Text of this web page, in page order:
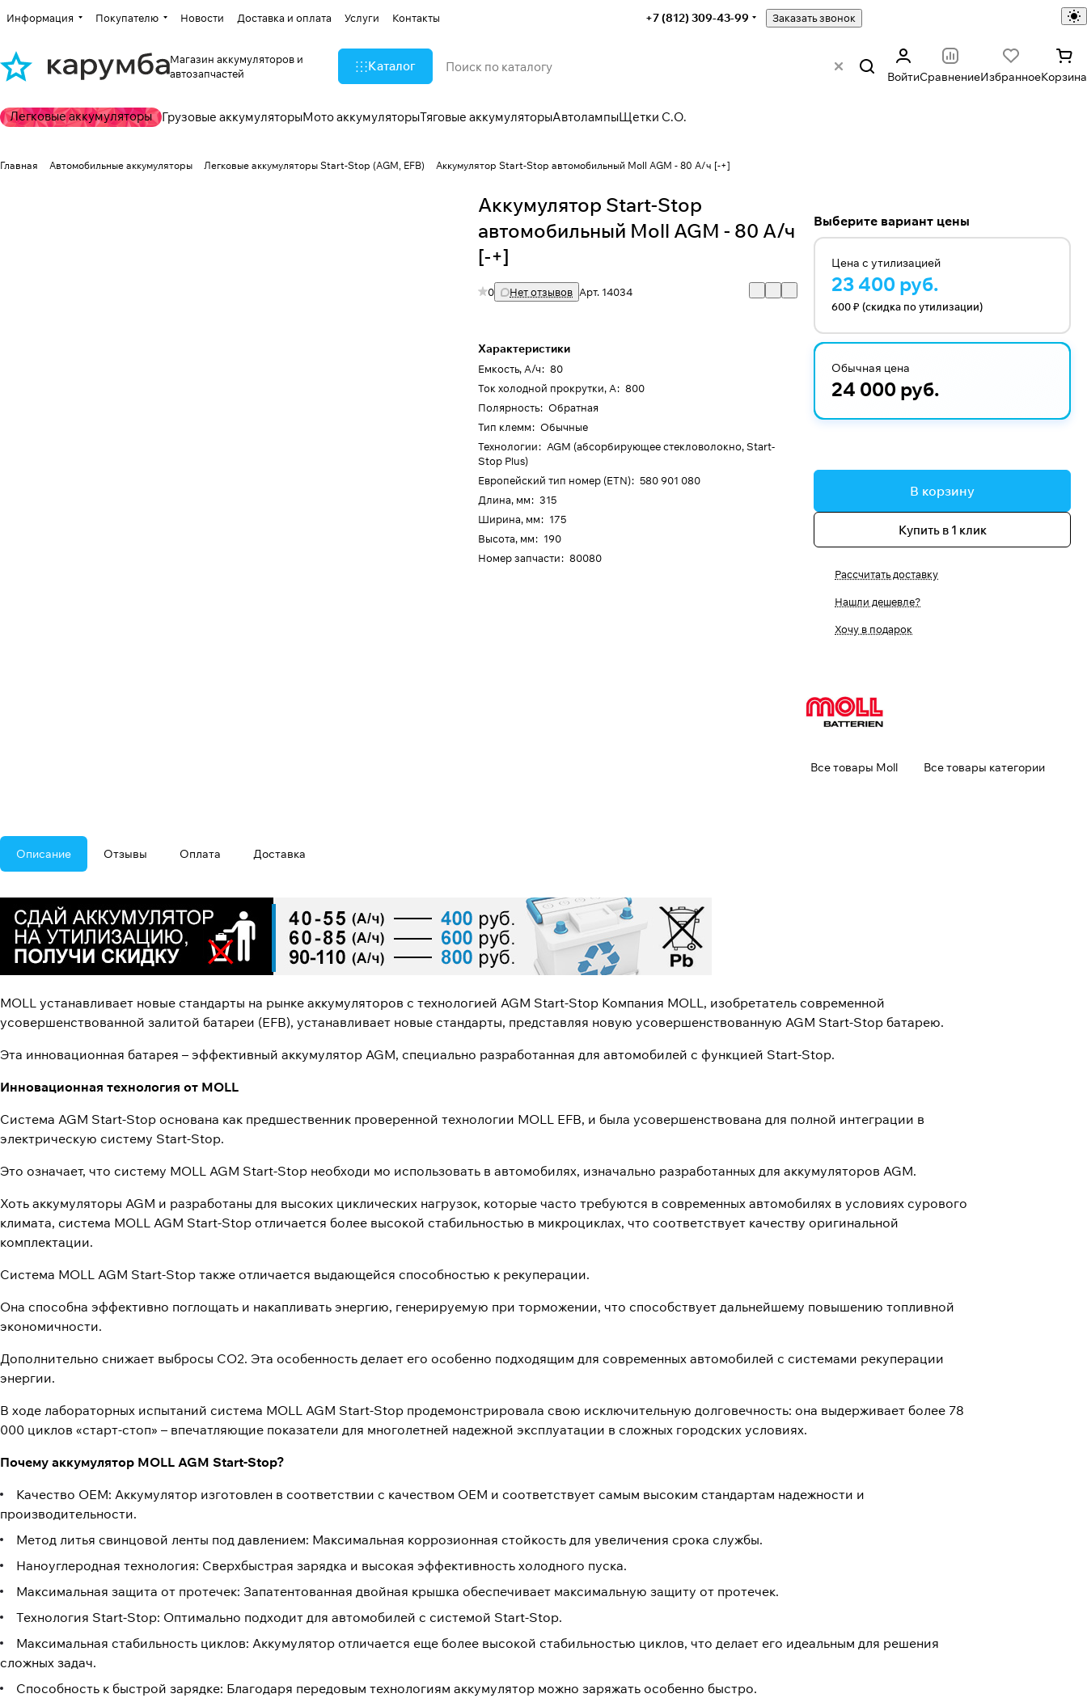
Информация Покупателю Новости Доставка и оплата Услуги Контакты +7 (812) 309-43-99 Заказать звонок
Магазин аккумуляторов и
автозапчастей
Каталог
ВойтиСравнениеИзбранноеКорзина
Легковые аккумуляторы Грузовые аккумуляторыМото аккумуляторыТяговые аккумуляторыАвтолампыЩетки С.О.
Главная Автомобильные аккумуляторы Легковые аккумуляторы Start-Stop (AGM, EFB) Аккумулятор Start-Stop автомобильный Moll AGM - 80 А/ч [-+]
Аккумулятор Start-Stop
автомобильный Moll AGM - 80 А/ч
[-+]
0 Нет отзывов Арт. 14034
Характеристики
Емкость, А/ч: 80
Ток холодной прокрутки, А: 800
Полярность: Обратная
Тип клемм: Обычные
Технологии: AGM (абсорбирующее стекловолокно, Start-
Stop Plus)
Европейский тип номер (ETN): 580 901 080
Длина, мм: 315
Ширина, мм: 175
Высота, мм: 190
Номер запчасти: 80080
Выберите вариант цены
Цена с утилизацией
23 400 руб.
600 ₽ (скидка по утилизации)
Обычная цена
24 000 руб.
В корзину
Купить в 1 клик
Рассчитать доставку
Нашли дешевле?
Хочу в подарок
Все товары Moll Все товары категории
Описание Отзывы Оплата Доставка
MOLL устанавливает новые стандарты на рынке аккумуляторов с технологией AGM Start-Stop Компания MOLL, изобретатель современной
усовершенствованной залитой батареи (EFB), устанавливает новые стандарты, представляя новую усовершенствованную AGM Start-Stop батарею.
Эта инновационная батарея – эффективный аккумулятор AGM, специально разработанная для автомобилей с функцией Start-Stop.
Инновационная технология от MOLL
Система AGM Start-Stop основана как предшественник проверенной технологии MOLL EFB, и была усовершенствована для полной интеграции в
электрическую систему Start-Stop.
Это означает, что систему MOLL AGM Start-Stop необходи мо использовать в автомобилях, изначально разработанных для аккумуляторов AGM.
Хоть аккумуляторы AGM и разработаны для высоких циклических нагрузок, которые часто требуются в современных автомобилях в условиях сурового
климата, система MOLL AGM Start-Stop отличается более высокой стабильностью в микроциклах, что соответствует качеству оригинальной
комплектации.
Система MOLL AGM Start-Stop также отличается выдающейся способностью к рекуперации.
Она способна эффективно поглощать и накапливать энергию, генерируемую при торможении, что способствует дальнейшему повышению топливной
экономичности.
Дополнительно снижает выбросы СО2. Эта особенность делает его особенно подходящим для современных автомобилей с системами рекуперации
энергии.
В ходе лабораторных испытаний система MOLL AGM Start-Stop продемонстрировала свою исключительную долговечность: она выдерживает более 78
000 циклов «старт-стоп» – впечатляющие показатели для многолетней надежной эксплуатации в сложных городских условиях.
Почему аккумулятор MOLL AGM Start-Stop?
Качество ОЕМ: Аккумулятор изготовлен в соответствии с качеством ОЕМ и соответствует самым высоким стандартам надежности и
производительности.
Метод литья свинцовой ленты под давлением: Максимальная коррозионная стойкость для увеличения срока службы.
Наноуглеродная технология: Сверхбыстрая зарядка и высокая эффективность холодного пуска.
Максимальная защита от протечек: Запатентованная двойная крышка обеспечивает максимальную защиту от протечек.
Технология Start-Stop: Оптимально подходит для автомобилей с системой Start-Stop.
Максимальная стабильность циклов: Аккумулятор отличается еще более высокой стабильностью циклов, что делает его идеальным для решения
сложных задач.
Способность к быстрой зарядке: Благодаря передовым технологиям аккумулятор можно заряжать особенно быстро.